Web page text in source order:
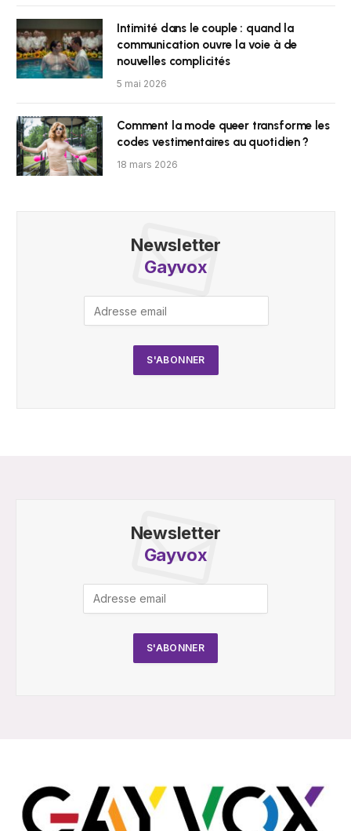
Intimité dans le couple : quand la
communication ouvre la voie à de
nouvelles complicités
5 mai 2026
Comment la mode queer transforme les
codes vestimentaires au quotidien ?
18 mars 2026
Newsletter
Gayvox
Newsletter
Gayvox